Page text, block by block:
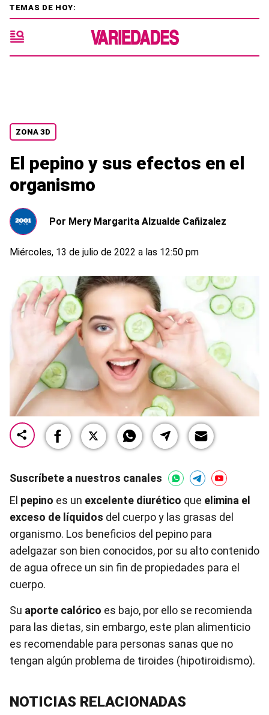
ZONA 3D
El pepino y sus efectos en el
organismo
Por Mery Margarita Alzualde Cañizalez
Miércoles, 13 de julio de 2022 a las 12:50 pm
Suscríbete a nuestros canales
El pepino es un excelente diurético que elimina el
exceso de líquidos del cuerpo y las grasas del
organismo. Los beneficios del pepino para
adelgazar son bien conocidos, por su alto contenido
de agua ofrece un sin fin de propiedades para el
cuerpo.
Su aporte calórico es bajo, por ello se recomienda
para las dietas, sin embargo, este plan alimenticio
es recomendable para personas sanas que no
tengan algún problema de tiroides (hipotiroidismo).
NOTICIAS RELACIONADAS
TEMAS DE HOY: